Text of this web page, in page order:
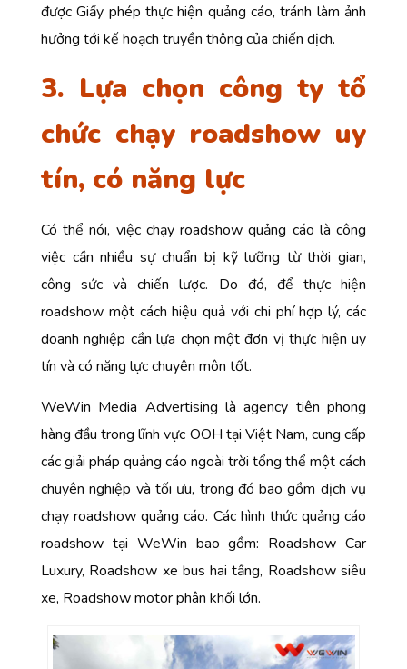
được Giấy phép thực hiện quảng cáo, tránh làm ảnh
hưởng tới kế hoạch truyền thông của chiến dịch.
3. Lựa chọn công ty tổ
chức chạy roadshow uy
tín, có năng lực
Có thể nói, việc chạy roadshow quảng cáo là công
việc cần nhiều sự chuẩn bị kỹ lưỡng từ thời gian,
công sức và chiến lược. Do đó, để thực hiện
roadshow một cách hiệu quả với chi phí hợp lý, các
doanh nghiệp cần lựa chọn một đơn vị thực hiện uy
tín và có năng lực chuyên môn tốt.
WeWin Media Advertising là agency tiên phong
hàng đầu trong lĩnh vực OOH tại Việt Nam, cung cấp
các giải pháp quảng cáo ngoài trời tổng thể một cách
chuyên nghiệp và tối ưu, trong đó bao gồm dịch vụ
chạy roadshow quảng cáo. Các hình thức quảng cáo
roadshow tại WeWin bao gồm: Roadshow Car
Luxury, Roadshow xe bus hai tầng, Roadshow siêu
xe, Roadshow motor phân khối lớn.